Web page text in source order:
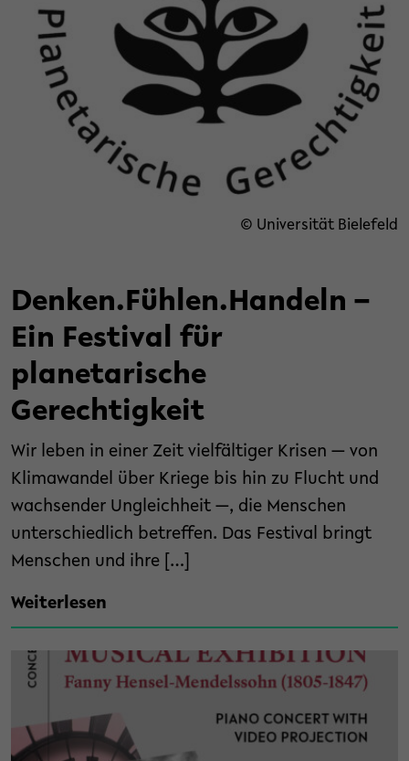
© Universität Bielefeld
Denken.Fühlen.Handeln –
Ein Festival für
planetarische
Gerechtigkeit
Wir leben in einer Zeit vielfältiger Krisen — von
Klimawandel über Kriege bis hin zu Flucht und
wachsender Ungleichheit —, die Menschen
unterschiedlich betreffen. Das Festival bringt
Menschen und ihre […]
Weiterlesen